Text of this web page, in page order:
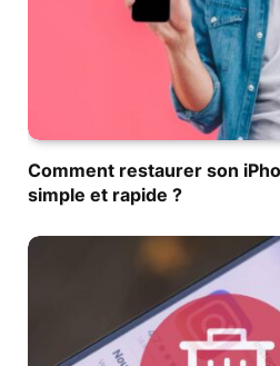
Comment restaurer son
simple et rapide ?